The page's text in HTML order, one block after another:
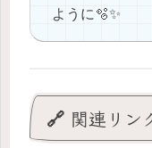
ように🫧✨
🔗 関連リン